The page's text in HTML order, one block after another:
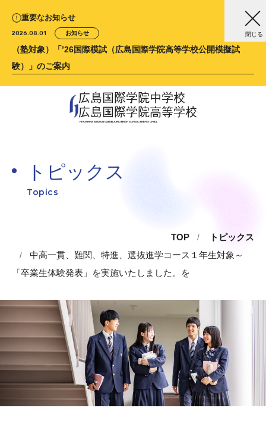
重要なお知らせ
2026.08.01 お知らせ
（塾対象）「’26国際模試（広島国際学院高等学校公開模擬試
験）」のご案内
閉じる
広島国際学院中学校
広島国際学院高等学校
HIROSHIMA KOKUSAI GAKUINJUNIOR HIGH SCHOOL &HIGH SCHOOL
トピックス
Topics
TOP
トピックス
中高一貫、難関、特進、選抜進学コース１年生対象～
「卒業生体験発表」を実施いたしました。を